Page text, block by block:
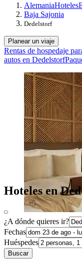
AlemaniaHoteles
Baja Sajonia
Dedelstorf
Planear un viaje
Rentas de hospedaje
autos en Dedelstorf
Hoteles en
¿A dónde quieres ir?
Fechas
Huéspedes
Buscar